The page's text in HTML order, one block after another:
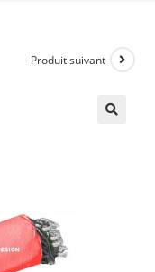
Produit suivant